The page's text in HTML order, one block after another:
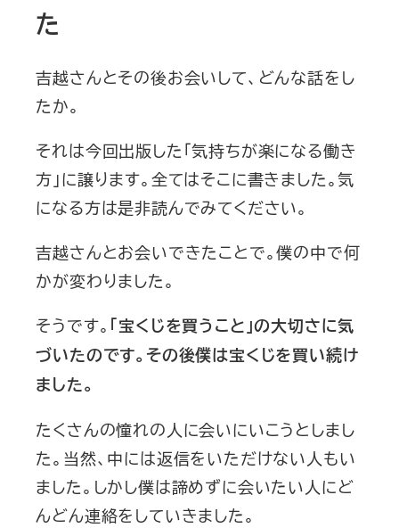
た
吉越さんとその後お会いして、どんな話をし
たか。
それは今回出版した「気持ちが楽になる働き
方」に譲ります。全てはそこに書きました。気
になる方は是非読んでみてください。
吉越さんとお会いできたことで。僕の中で何
かが変わりました。
そうです。 「宝くじを買うこと」の大切さに気
づいたのです。その後僕は宝くじを買い続け
ました。
たくさんの憧れの人に会いにいこうとしまし
た。当然、中には返信をいただけない人もい
ました。しかし僕は諦めずに会いたい人にど
んどん連絡をしていきました。